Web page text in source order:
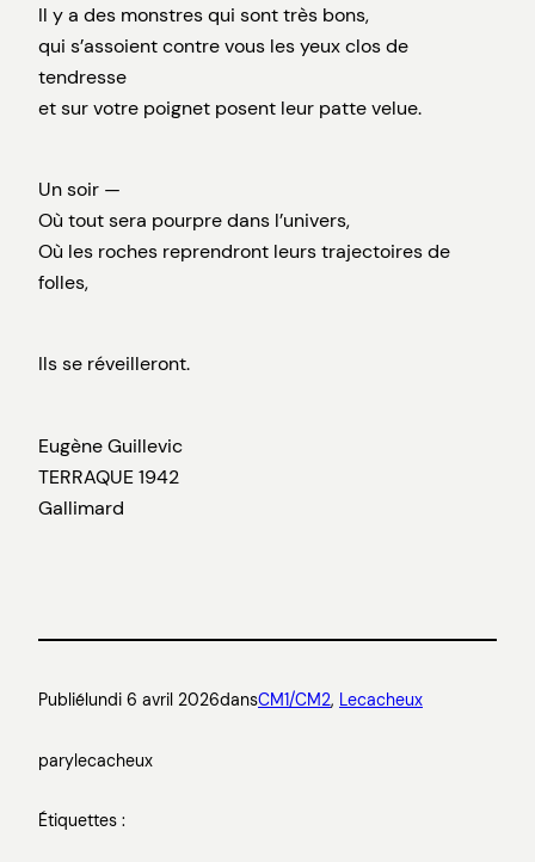
Il y a des monstres qui sont très bons,
qui s’assoient contre vous les yeux clos de
tendresse
et sur votre poignet posent leur patte velue.
Un soir —
Où tout sera pourpre dans l’univers,
Où les roches reprendront leurs trajectoires de
folles,
Ils se réveilleront.
Eugène Guillevic
TERRAQUE 1942
Gallimard
Publiélundi 6 avril 2026dansCM1/CM2, Lecacheux
parylecacheux
Étiquettes :